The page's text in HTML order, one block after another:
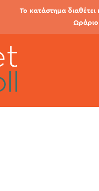
Το κατάστημα